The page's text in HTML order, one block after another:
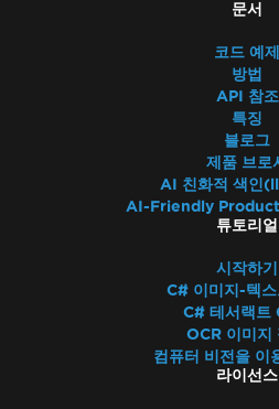
문서
코드 예제
방법
API 참조
특징
블로그
제품 브로
AI 친화적 색인
AI-Friendly
튜토리얼
시작하기
C# 이미지-텍
C# 테서랙트
OCR 이미지
컴퓨터 비전을 이
라이선스